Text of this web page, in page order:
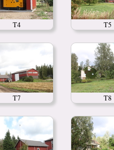
T4 T5
T7 T8